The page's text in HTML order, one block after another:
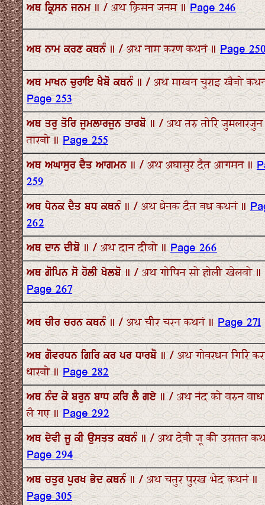
ਅਥ ਕ੍ਰਿਸਨ ਜਨਮ ॥ / अथ क्रिसन जनम ॥Page 246
ਅਥ ਨਾਮ ਕਰਣ ਕਥਨੰ ॥ / अथ नाम करण कथनं ॥Page
ਅਥ ਮਾਖਨ ਚੁਰਾਇ ਖੈਬੋ ਕਥਨੰ ॥ / अथ माखन चुराइ खैबो
Page 253
ਅਥ ਤਰੁ ਤੋਰਿ ਜੁਮਲਾਰਜੁਨ ਤਾਰਬੋ ॥ / अथ तरु तोरि जुमलारजुन
तारबो ॥ Page 255
ਅਥ ਅਘਾਸੁਰ ਦੈਤ ਆਗਮਨ ॥ / अथ अघासुर दैत आगमन ॥
259
ਅਥ ਧੇਨਕ ਦੈਤ ਬਧ ਕਥਨੰ ॥ / अथ धेनक दैत बध कथनं ॥
262
ਅਥ ਦਾਨ ਦੀਬੋ ॥ / अथ दान दीबो ॥Page 266
ਅਥ ਗੋਪਿਨ ਸੋ ਹੋਲੀ ਖੇਲਬੋ ॥ / अथ गोपिन सो होली खेलबो ॥
Page 267
ਅਥ ਚੀਰ ਚਰਨ ਕਥਨੰ ॥ / अथ चीर चरन कथनं ॥ Page 271
ਅਥ ਗੋਵਰਧਨ ਗਿਰਿ ਕਰ ਪਰ ਧਾਰਬੋ ॥ / अथ गोवरधन गिरि
धारबो ॥ Page 282
ਅਥ ਨੰਦ ਕੋ ਬਰੁਨ ਬਾਧ ਕਰਿ ਲੈ ਗਏ ॥ / अथ नंद को बरुन बाध
लै गए ॥ Page 292
ਅਥ ਦੇਵੀ ਜੂ ਕੀ ਉਸਤਤ ਕਥਨੰ ॥ / अथ देवी जू की उसतत
Page 294
ਅਥ ਚਤੁਰ ਪੁਰਖ ਭੇਦ ਕਥਨੰ ॥ / अथ चतुर पुरख भेद कथनं ॥
Page 305